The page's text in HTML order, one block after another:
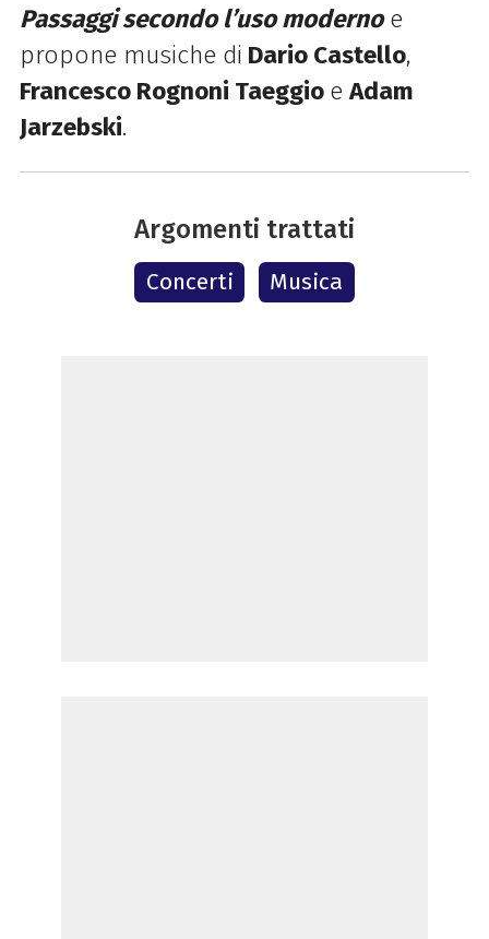
Passaggi secondo l’uso modernoe
propone musiche di Dario Castello,
Francesco Rognoni Taeggio eAdam
Jarzebski.
Argomenti trattati
Concerti Musica